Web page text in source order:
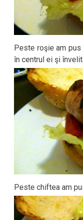
Peste roşie am
în centrul ei şi
Peste chiftea am